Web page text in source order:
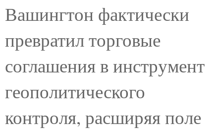
Вашингтон фактически
превратил торговые
соглашения в инструмент
геополитического
контроля, расширяя поле